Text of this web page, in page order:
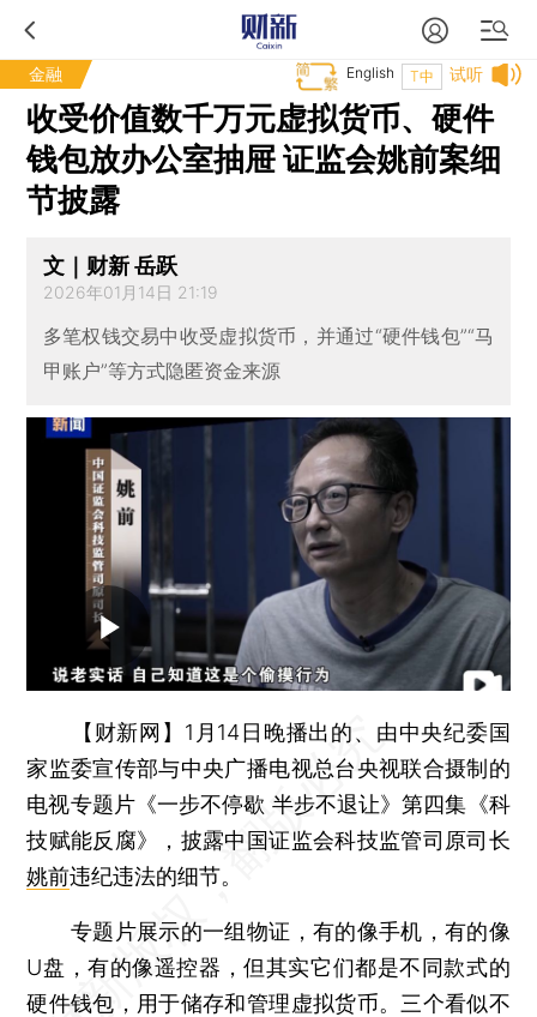
金融 试听
T中
English
收受价值数千万元虚拟货币、硬件
钱包放办公室抽屉 证监会姚前案细
节披露
文｜财新 岳跃
2026年01月14日 21:19
多笔权钱交易中收受虚拟货币，并通过“硬件钱包”“马
甲账户”等方式隐匿资金来源
【财新网】 1月14日晚播出的、由中央纪委国
家监委宣传部与中央广播电视总台央视联合摄制的
电视专题片《一步不停歇 半步不退让》第四集《科
技赋能反腐》，披露中国证监会科技监管司原司长
姚前违纪违法的细节。
专题片展示的一组物证，有的像手机，有的像
U盘，有的像遥控器，但其实它们都是不同款式的
硬件钱包，用于储存和管理虚拟货币。三个看似不